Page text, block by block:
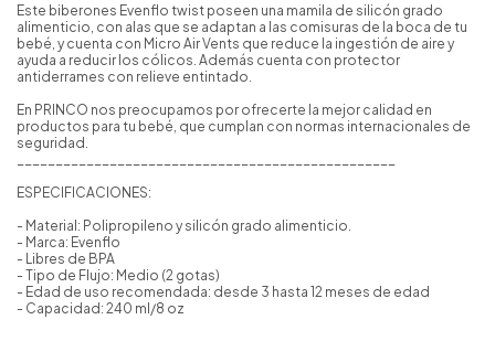
Este biberones Evenflo twist poseen una mamila de silicón grado
alimenticio, con alas que se adaptan a las comisuras de la boca de tu
bebé, y cuenta con Micro Air Vents que reduce la ingestión de aire y
ayuda a reducir los cólicos. Además cuenta con protector
antiderrames con relieve entintado.
En PRINCO nos preocupamos por ofrecerte la mejor calidad en
productos para tu bebé, que cumplan con normas internacionales de
seguridad.
ESPECIFICACIONES:
- Material: Polipropileno y silicón grado alimenticio.
- Marca: Evenflo
- Libres de BPA
- Tipo de Flujo: Medio (2 gotas)
- Edad de uso recomendada: desde 3 hasta 12 meses de edad
- Capacidad: 240 ml/8 oz